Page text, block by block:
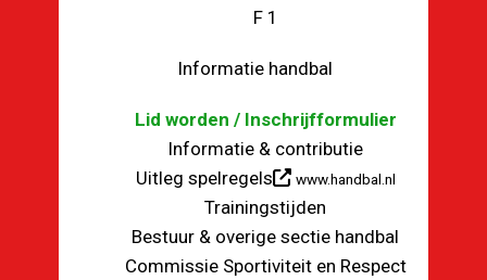
F 1
Informatie handbal
Lid worden / Inschrijfformulier
Informatie & contributie
Uitleg spelregels
www.handbal.nl
Trainingstijden
Bestuur & overige sectie handbal
Commissie Sportiviteit en Respect